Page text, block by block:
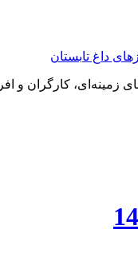
زمینه‌ای، کارگران